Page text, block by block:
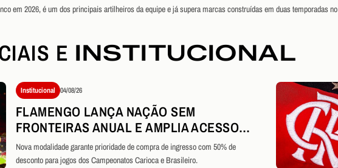
em 2026, é um dos principais artilheiros da equipe e já supera marcas construídas em duas temporadas no
E INSTITUCIONAL
Institucional 04/08/26
FLAMENGO LANÇA NAÇÃO SEM
FRONTEIRAS ANUAL E AMPLIA ACESSO
DE TORCEDORES DE TODO O BRASIL AO
MARACANÃ
Nova modalidade garante prioridade de compra de ingresso com 50% de
desconto para jogos dos Campeonatos Carioca e Brasileiro.